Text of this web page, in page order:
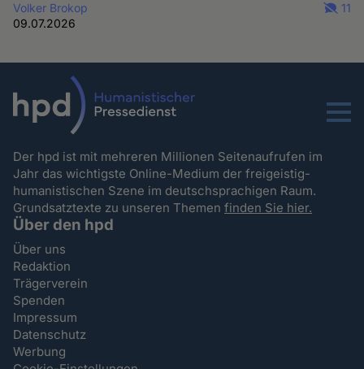
Volker Brokop
09.07.2026
11
Menu
Der hpd ist mit mehreren Millionen Seitenaufrufen im
Jahr das wichtigste Online-Medium der freigeistig-
humanistischen Szene im deutschsprachigen Raum.
Grundsatztexte zu unseren Themenfinden Sie hier.
Über den hpd
Über uns
Redaktion
Trägerverein
Spenden
Impressum
Datenschutz
Werbung